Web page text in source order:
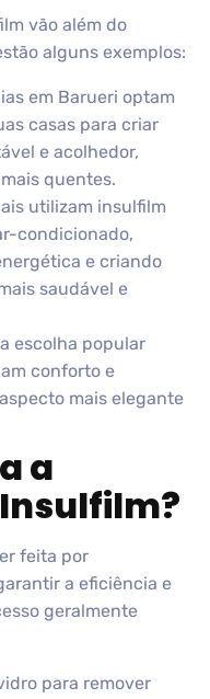
vão além do
alguns exemplos:
em Barueri optam
casas para criar
e acolhedor,
quentes.
utilizam insulfilm
condicionado,
e criando
saudável e
escolha popular
conforto e
mais elegante
a
feita por
a eficiência e
geralmente
para remover